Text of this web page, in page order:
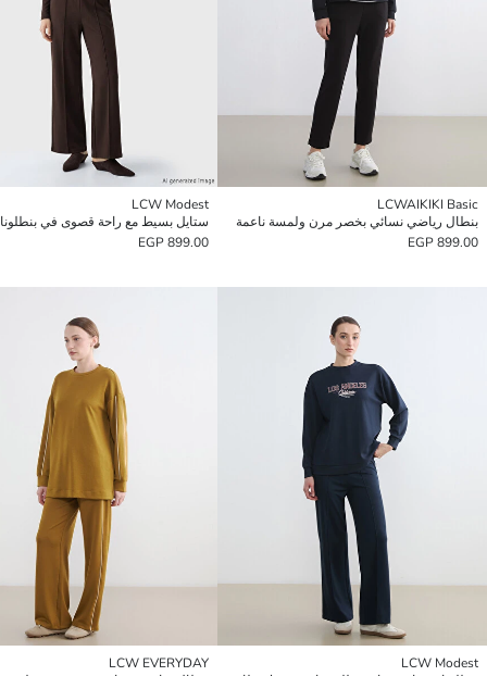
LCWAIKIKI Basic
بنطال رياضي نسائي بخصر مرن ولمسة ناعمة
899.00 EGP
LCW Modest
899.00 EGP
LCW Modest
LCW EVERYDAY